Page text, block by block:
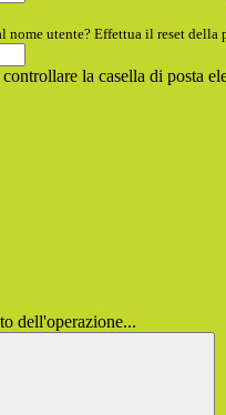
nome utente? Effettua il reset della
la casella di posta
dell'operazione...